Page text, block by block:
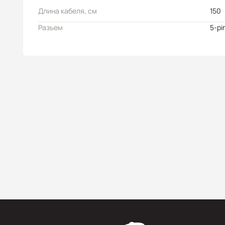
Длина кабеля, см
150
Разъем
5-